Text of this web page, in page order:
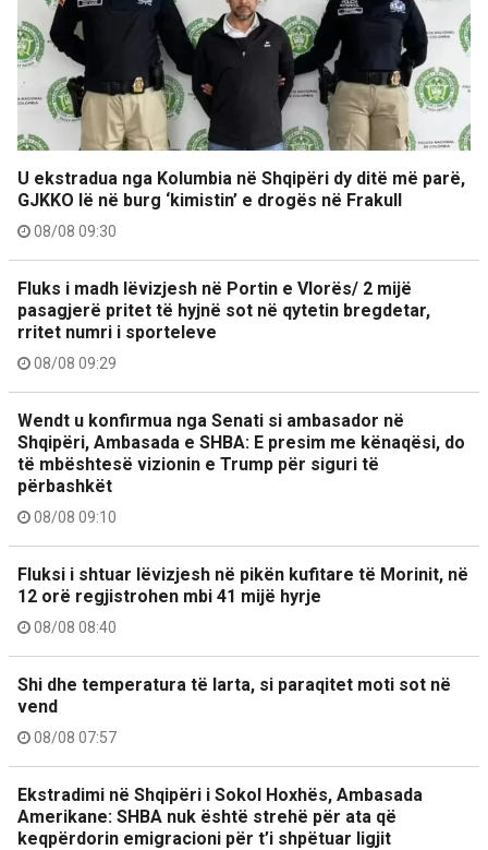
U ekstradua nga Kolumbia në Shqipëri dy ditë më parë,
GJKKO lë në burg ‘kimistin’ e drogës në Frakull
08/08 09:30
Fluks i madh lëvizjesh në Portin e Vlorës/ 2 mijë
pasagjerë pritet të hyjnë sot në qytetin bregdetar,
rritet numri i sporteleve
08/08 09:29
Wendt u konfirmua nga Senati si ambasador në
Shqipëri, Ambasada e SHBA: E presim me kënaqësi, do
të mbështesë vizionin e Trump për siguri të
përbashkët
08/08 09:10
Fluksi i shtuar lëvizjesh në pikën kufitare të Morinit, në
12 orë regjistrohen mbi 41 mijë hyrje
08/08 08:40
Shi dhe temperatura të larta, si paraqitet moti sot në
vend
08/08 07:57
Ekstradimi në Shqipëri i Sokol Hoxhës, Ambasada
Amerikane: SHBA nuk është strehë për ata që
keqpërdorin emigracioni për t’i shpëtuar ligjit